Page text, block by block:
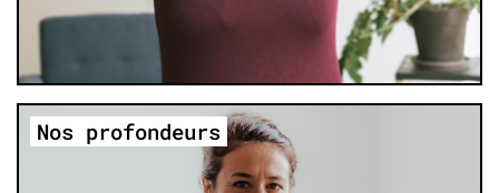
Nos profondeurs